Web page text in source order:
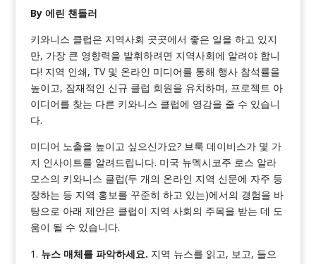
By 에린 챈들러
키와니스 클럽은 지역사회 곳곳에서 좋은 일을 하고 있지
만, 가장 큰 영향력을 발휘하려면 지역사회에 알려야 합니
다! 지역 인쇄, TV 및 온라인 미디어를 통해 행사 참석률을
높이고, 잠재적인 신규 클럽 회원을 유치하며, 프로젝트 아
이디어를 찾는 다른 키와니스 클럽에 영감을 줄 수 있습니
다.
미디어 노출을 높이고 싶으신가요? 브룩 데이비스가 몇 가
지 인사이트를 알려드립니다. 미국 뉴멕시코주 로스 알라
모스의 키와니스 클럽(두 개의 온라인 지역 신문에 자주 등
장하는 등 지역 홍보를 꾸준히 하고 있는)에서의 경험을 바
탕으로 아래 제안은 클럽이 지역 사회의 주목을 받는 데 도
움이 될 수 있습니다.
뉴스 매체를 파악하세요. 지역 뉴스를 읽고, 보고, 들으